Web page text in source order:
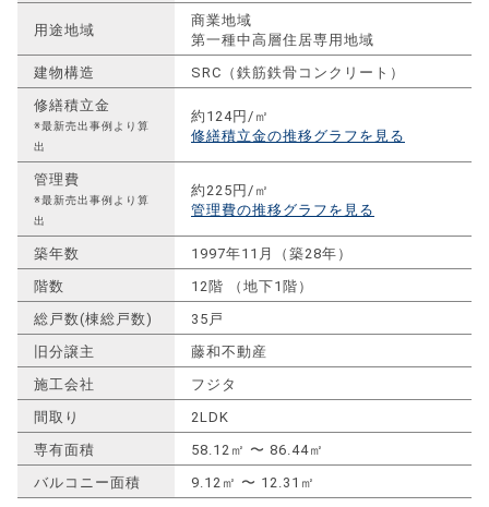
用途地域
商業地域
第一種中高層住居専用地域
建物構造
SRC（鉄筋鉄骨コンクリート）
修繕積立金
※最新売出事例より算
出
約124円/㎡
修繕積立金の推移グラフを見る
管理費
※最新売出事例より算
出
約225円/㎡
管理費の推移グラフを見る
築年数
1997年11月（築28年）
階数
12階 （地下1階）
総戸数(棟総戸数)
35戸
旧分譲主
藤和不動産
施工会社
フジタ
間取り
2LDK
専有面積
58.12㎡ 〜 86.44㎡
バルコニー面積
9.12㎡ 〜 12.31㎡